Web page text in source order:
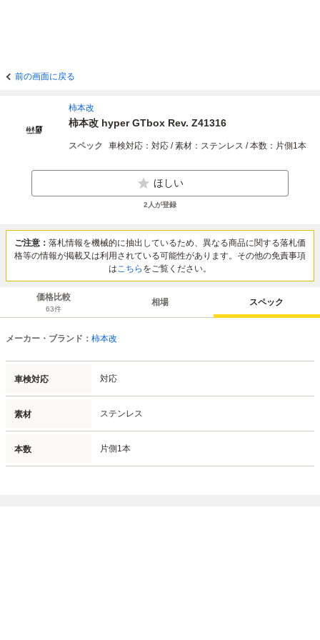
前の画面に戻る
柿本改
柿本改 hyper GTbox Rev. Z41316
スペック 車検対応：対応 / 素材：ステンレス / 本数：片側1本
ほしい
2 人が登録
ご注意： 落札情報を機械的に抽出しているため、異なる商品に関する落札価
格等の情報が掲載又は利用されている可能性があります。その他の免責事項
はこちら をご覧ください。
価格比較
63件
相場 スペック
メーカー・ブランド： 柿本改
車検対応 対応
素材 ステンレス
本数 片側1本